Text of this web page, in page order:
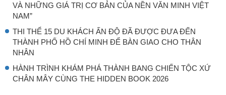
VÀ NHỮNG GIÁ TRỊ CƠ BẢN CỦA NỀN VĂN MINH VIỆT
NAM”
THI THỂ 15 DU KHÁCH ẤN ĐỘ ĐÃ ĐƯỢC ĐƯA ĐẾN
THÀNH PHỐ HỒ CHÍ MINH ĐỂ BÀN GIAO CHO THÂN
NHÂN
HÀNH TRÌNH KHÁM PHÁ THÀNH BANG CHIẾN TỘC XỨ
CHÂN MÂY CÙNG THE HIDDEN BOOK 2026